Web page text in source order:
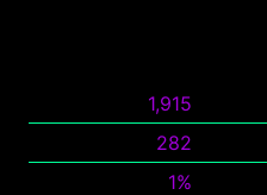
1,915
282
1%